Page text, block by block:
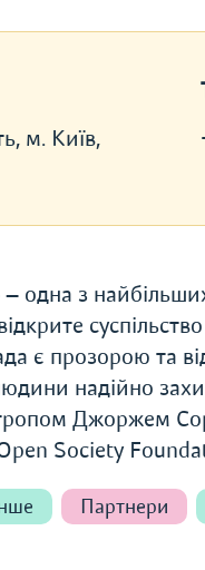
м. Київ,
з
є прозорою та
надійно
Джоржем
Society
Партнери